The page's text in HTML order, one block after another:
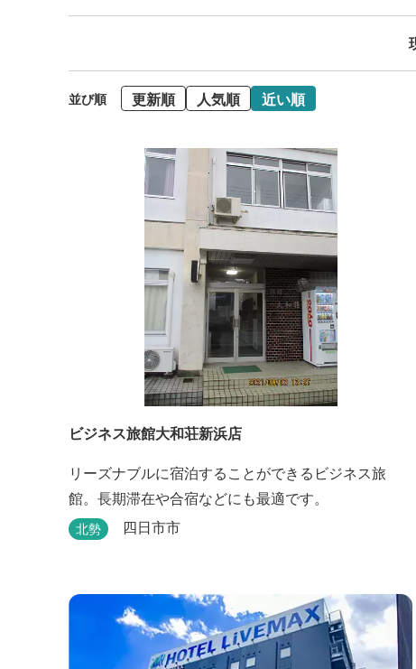
並び順 更新順 人気順 近い順
ビジネス旅館大和荘新浜店
リーズナブルに宿泊することができるビジネス旅
館。長期滞在や合宿などにも最適です。
北勢 四日市市